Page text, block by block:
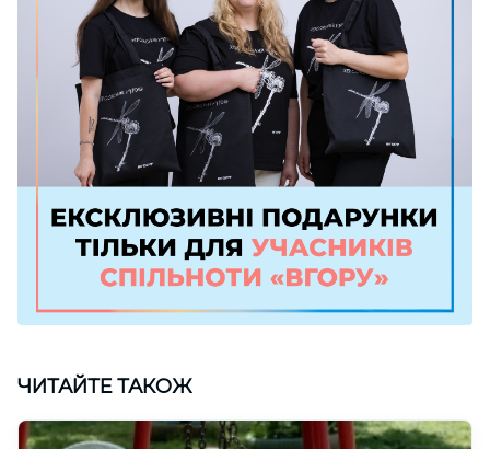
ЧИТАЙТЕ ТАКОЖ